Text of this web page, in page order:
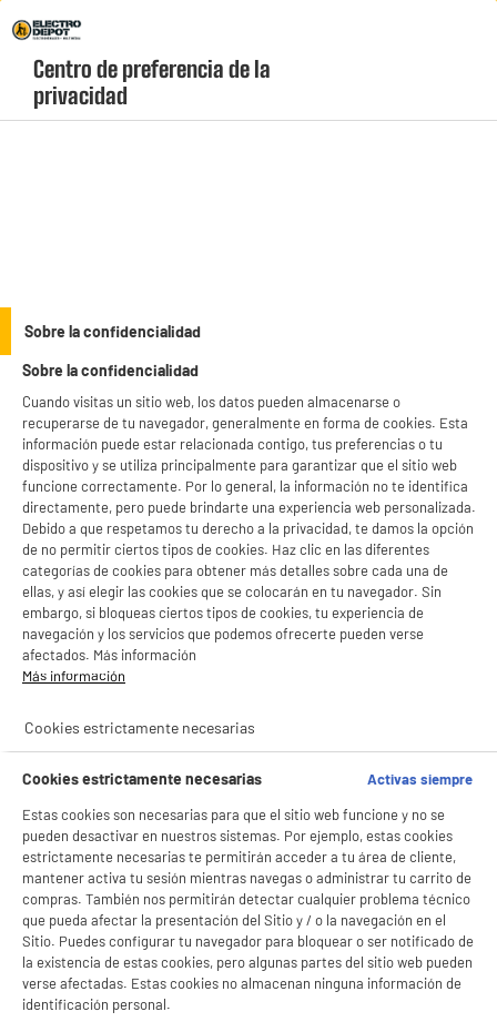
Menú
geolocation-header-icon-text
account
product_anchor_characteristics
Con el fin de mejorar tu experiencia, y tras tu consentimiento, ELECTRO DEPOT
y sus socios utilizan cookies que procesan tus datos personales para:
- compartir contenido adaptado a tus preferencias
- ofrecer publicidad y comunicaciones personalizadas
- facilitar el intercambio de contenido en las redes sociales
- analizar el tráfico en nuestro sitio web Consulta la política de cookies.
Consulta la política de cookies..
Si aceptas, la experiencia será aún mejor. Si no acepta, se utilizarán cookies
estadísticas anónimas basadas en tu navegación. Puedes oponerte a su uso
gestionando sus cookies.
Centro de preferencia de la
privacidad
Sobre la confidencialidad
Sobre la confidencialidad
Cuando visitas un sitio web, los datos pueden almacenarse o
recuperarse de tu navegador, generalmente en forma de cookies. Esta
información puede estar relacionada contigo, tus preferencias o tu
dispositivo y se utiliza principalmente para garantizar que el sitio web
funcione correctamente. Por lo general, la información no te identifica
directamente, pero puede brindarte una experiencia web personalizada.
Debido a que respetamos tu derecho a la privacidad, te damos la opción
de no permitir ciertos tipos de cookies. Haz clic en las diferentes
categorías de cookies para obtener más detalles sobre cada una de
ellas, y así elegir las cookies que se colocarán en tu navegador. Sin
embargo, si bloqueas ciertos tipos de cookies, tu experiencia de
navegación y los servicios que podemos ofrecerte pueden verse
afectados. Más información
Más información
Cookies estrictamente necesarias
Cookies estrictamente necesarias
Activas siempre
Estas cookies son necesarias para que el sitio web funcione y no se
pueden desactivar en nuestros sistemas. Por ejemplo, estas cookies
estrictamente necesarias te permitirán acceder a tu área de cliente,
mantener activa tu sesión mientras navegas o administrar tu carrito de
compras. También nos permitirán detectar cualquier problema técnico
que pueda afectar la presentación del Sitio y / o la navegación en el
Sitio. Puedes configurar tu navegador para bloquear o ser notificado de
la existencia de estas cookies, pero algunas partes del sitio web pueden
verse afectadas. Estas cookies no almacenan ninguna información de
identificación personal.